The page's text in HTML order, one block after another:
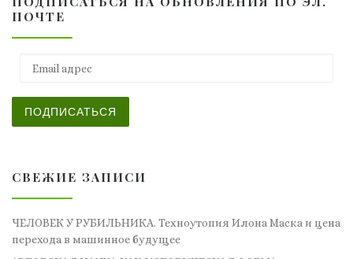
ПОЧТЕ
ПОДПИСАТЬСЯ
СВЕЖИЕ ЗАПИСИ
ЧЕЛОВЕК У РУБИЛЬНИКА. Техноутопия Илона Маска и цена
перехода в машинное будущее